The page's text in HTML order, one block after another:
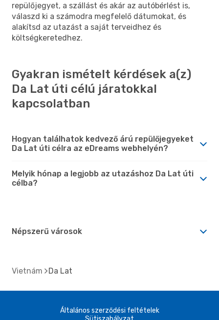
repülőjegyet, a szállást és akár az autóbérlést is,
válaszd ki a számodra megfelelő dátumokat, és
alakítsd az utazást a saját terveidhez és
költségkeretedhez.
Gyakran ismételt kérdések a(z)
Da Lat úti célú járatokkal
kapcsolatban
Hogyan találhatok kedvező árú repülőjegyeket
Da Lat úti célra az eDreams webhelyén?
Melyik hónap a legjobb az utazáshoz Da Lat úti
célba?
Népszerű városok
Vietnám Da Lat
Általános szerződési feltételek